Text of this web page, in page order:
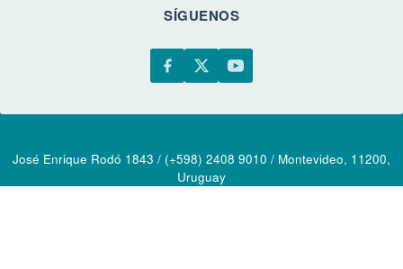
SÍGUENOS
José Enrique Rodó 1843 / (+598) 2408 9010 / Montevideo, 11200,
Uruguay